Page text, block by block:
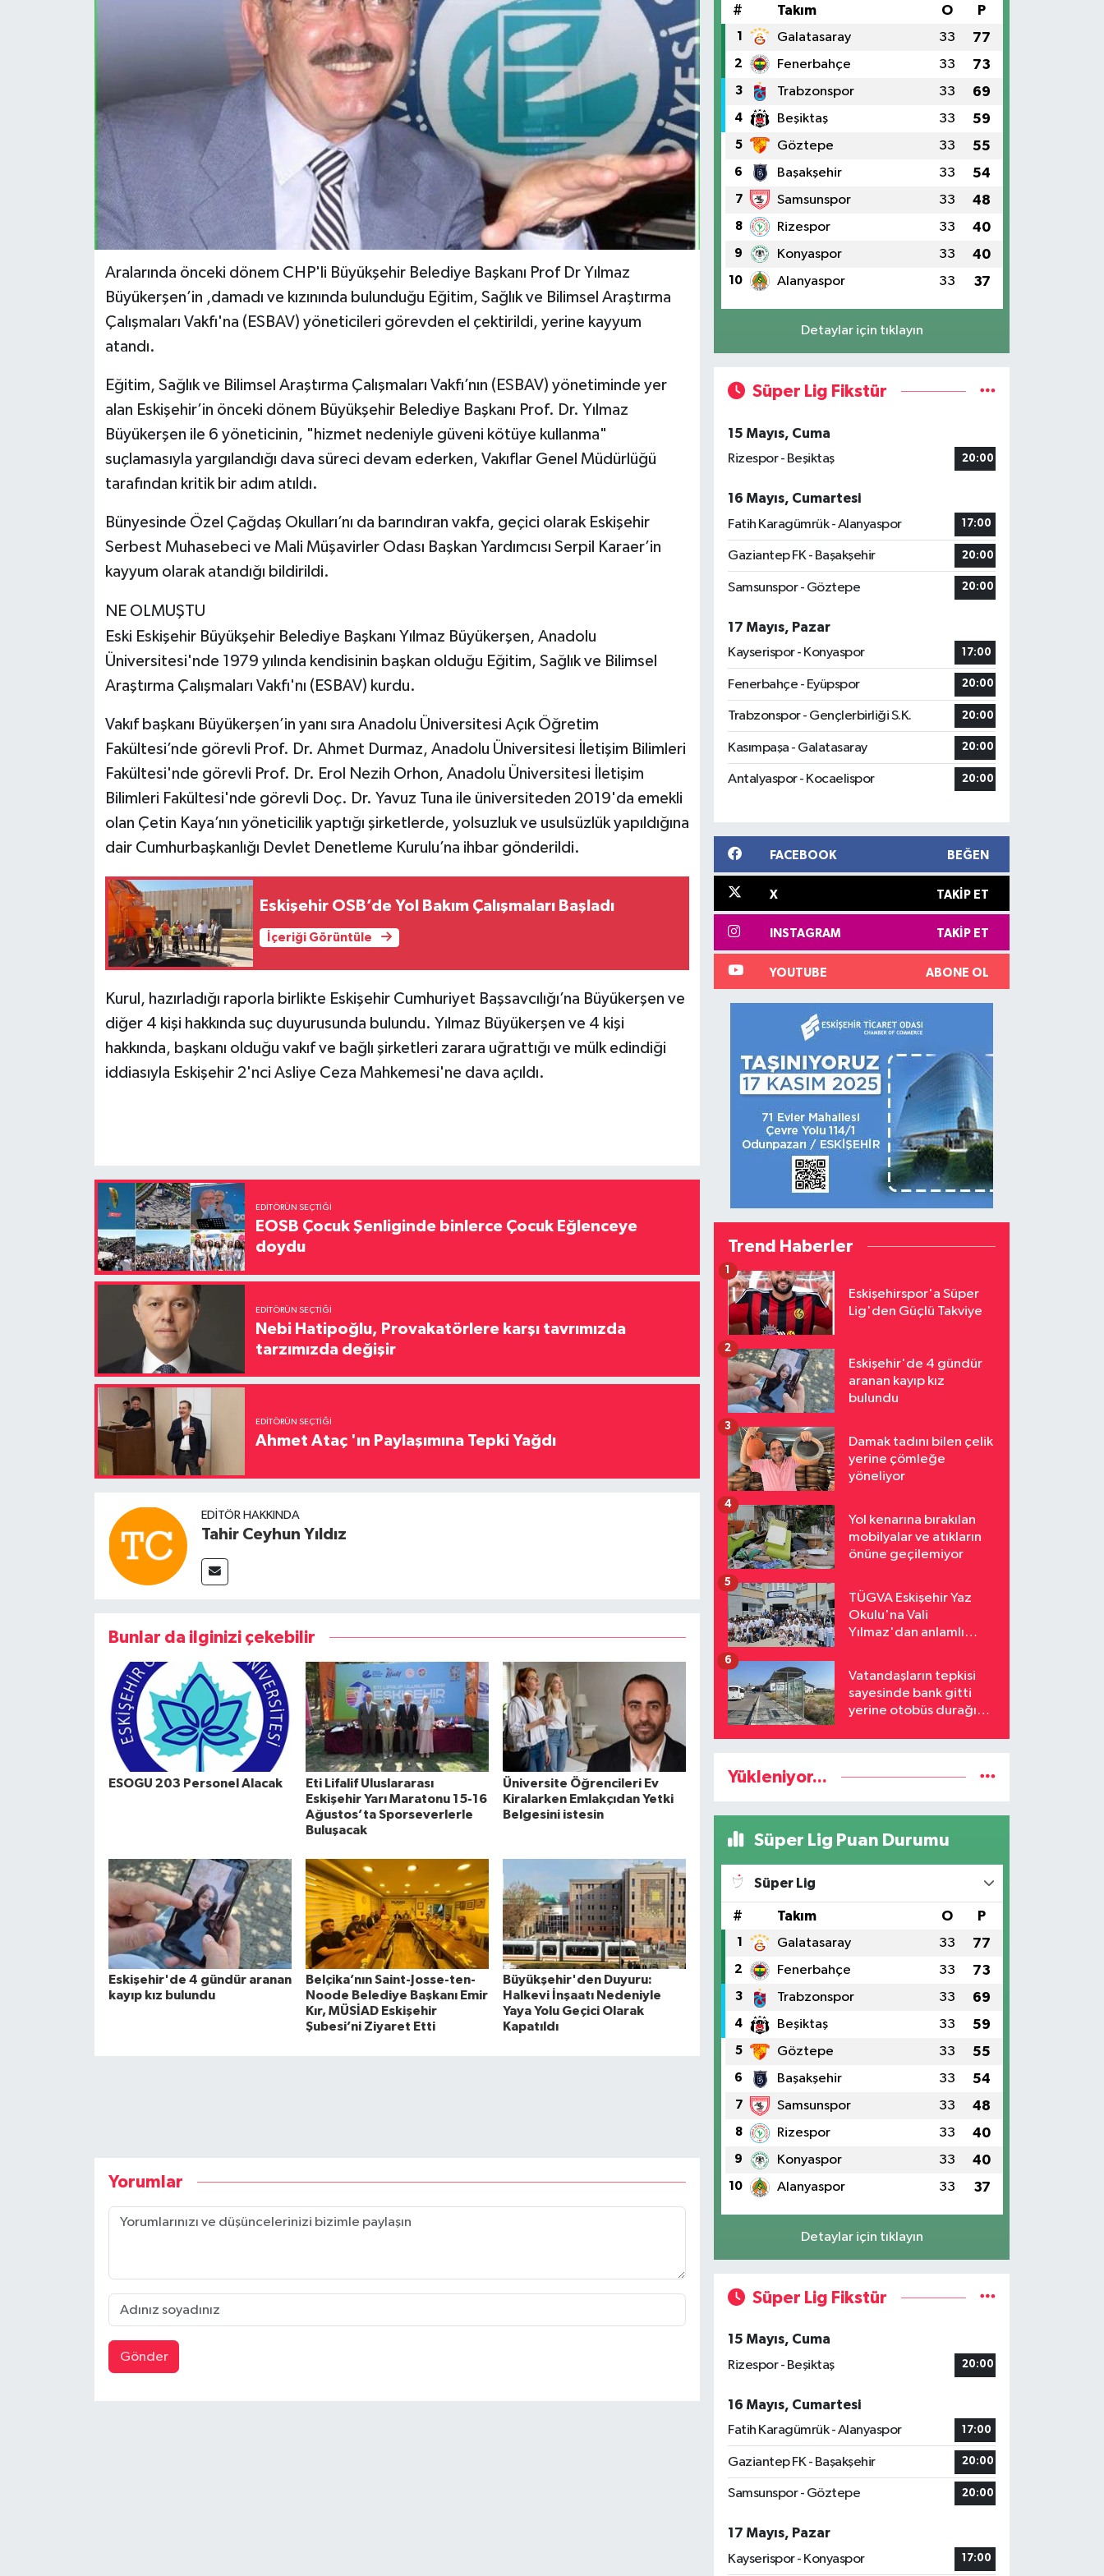
Aralarında önceki dönem CHP'li Büyükşehir Belediye Başkanı Prof Dr Yılmaz
Büyükerşen’in ,damadı ve kızınında bulunduğu Eğitim, Sağlık ve Bilimsel Araştırma
Çalışmaları Vakfı'na (ESBAV) yöneticileri görevden el çektirildi, yerine kayyum
atandı.
Eğitim, Sağlık ve Bilimsel Araştırma Çalışmaları Vakfı’nın (ESBAV) yönetiminde yer
alan Eskişehir’in önceki dönem Büyükşehir Belediye Başkanı Prof. Dr. Yılmaz
Büyükerşen ile 6 yöneticinin, "hizmet nedeniyle güveni kötüye kullanma"
suçlamasıyla yargılandığı dava süreci devam ederken, Vakıflar Genel Müdürlüğü
tarafından kritik bir adım atıldı.
Bünyesinde Özel Çağdaş Okulları’nı da barındıran vakfa, geçici olarak Eskişehir
Serbest Muhasebeci ve Mali Müşavirler Odası Başkan Yardımcısı Serpil Karaer’in
kayyum olarak atandığı bildirildi.
NE OLMUŞTU
Eski Eskişehir Büyükşehir Belediye Başkanı Yılmaz Büyükerşen, Anadolu
Üniversitesi'nde 1979 yılında kendisinin başkan olduğu Eğitim, Sağlık ve Bilimsel
Araştırma Çalışmaları Vakfı'nı (ESBAV) kurdu.
Vakıf başkanı Büyükerşen’in yanı sıra Anadolu Üniversitesi Açık Öğretim
Fakültesi’nde görevli Prof. Dr. Ahmet Durmaz, Anadolu Üniversitesi İletişim Bilimleri
Fakültesi'nde görevli Prof. Dr. Erol Nezih Orhon, Anadolu Üniversitesi İletişim
Bilimleri Fakültesi'nde görevli Doç. Dr. Yavuz Tuna ile üniversiteden 2019'da emekli
olan Çetin Kaya’nın yöneticilik yaptığı şirketlerde, yolsuzluk ve usulsüzlük yapıldığına
dair Cumhurbaşkanlığı Devlet Denetleme Kurulu’na ihbar gönderildi.
Eskişehir OSB’de Yol Bakım Çalışmaları Başladı
İçeriği Görüntüle
Kurul, hazırladığı raporla birlikte Eskişehir Cumhuriyet Başsavcılığı’na Büyükerşen ve
diğer 4 kişi hakkında suç duyurusunda bulundu. Yılmaz Büyükerşen ve 4 kişi
hakkında, başkanı olduğu vakıf ve bağlı şirketleri zarara uğrattığı ve mülk edindiği
iddiasıyla Eskişehir 2'nci Asliye Ceza Mahkemesi'ne dava açıldı.
EDITÖRÜN SEÇTIĞI
EOSB Çocuk Şenliginde binlerce Çocuk Eğlenceye
doydu
EDITÖRÜN SEÇTIĞI
Nebi Hatipoğlu, Provakatörlere karşı tavrımızda
tarzımızda değişir
EDITÖRÜN SEÇTIĞI
Ahmet Ataç 'ın Paylaşımına Tepki Yağdı
EDITÖR HAKKINDA
Tahir Ceyhun Yıldız
Bunlar da ilginizi çekebilir
ESOGU 203 Personel Alacak
Eti Lifalif Uluslararası
Eskişehir Yarı Maratonu 15-16
Ağustos’ta Sporseverlerle
Buluşacak
Üniversite Öğrencileri Ev
Kiralarken Emlakçıdan Yetki
Belgesini istesin
Eskişehir'de 4 gündür aranan
kayıp kız bulundu
Belçika’nın Saint-Josse-ten-
Noode Belediye Başkanı Emir
Kır, MÜSİAD Eskişehir
Şubesi’ni Ziyaret Etti
Büyükşehir'den Duyuru:
Halkevi İnşaatı Nedeniyle
Yaya Yolu Geçici Olarak
Kapatıldı
Yorumlar
Gönder
# Takım O P
1 Galatasaray 33 77
2 Fenerbahçe 33 73
3 Trabzonspor 33 69
4 Beşiktaş 33 59
5 Göztepe 33 55
6 Başakşehir 33 54
7 Samsunspor 33 48
8 Rizespor 33 40
9 Konyaspor 33 40
10 Alanyaspor 33 37
Detaylar için tıklayın
Süper Lig Fikstür
15 Mayıs, Cuma
Rizespor - Beşiktaş
20:00
16 Mayıs, Cumartesi
Fatih Karagümrük - Alanyaspor
17:00
Gaziantep FK - Başakşehir 20:00
Samsunspor - Göztepe 20:00
17 Mayıs, Pazar
Kayserispor - Konyaspor
17:00
Fenerbahçe - Eyüpspor 20:00
Trabzonspor - Gençlerbirliği S.K. 20:00
Kasımpaşa - Galatasaray 20:00
Antalyaspor - Kocaelispor 20:00
FACEBOOK BEĞEN
X TAKIP ET
INSTAGRAM TAKIP ET
YOUTUBE ABONE OL
Trend Haberler
Eskişehirspor'a Süper
Lig'den Güçlü Takviye
1
Eskişehir'de 4 gündür
aranan kayıp kız
bulundu
2
Damak tadını bilen çelik
yerine çömleğe
yöneliyor
3
Yol kenarına bırakılan
mobilyalar ve atıkların
önüne geçilemiyor
4
TÜGVA Eskişehir Yaz
Okulu'na Vali
Yılmaz'dan anlamlı
5
Vatandaşların tepkisi
sayesinde bank gitti
yerine otobüs durağı
6
Yükleniyor...
Süper Lig Puan Durumu
Süper Lig
# Takım O P
1 Galatasaray 33 77
2 Fenerbahçe 33 73
3 Trabzonspor 33 69
4 Beşiktaş 33 59
5 Göztepe 33 55
6 Başakşehir 33 54
7 Samsunspor 33 48
8 Rizespor 33 40
9 Konyaspor 33 40
10 Alanyaspor 33 37
Detaylar için tıklayın
Süper Lig Fikstür
15 Mayıs, Cuma
Rizespor - Beşiktaş
20:00
16 Mayıs, Cumartesi
Fatih Karagümrük - Alanyaspor
17:00
Gaziantep FK - Başakşehir 20:00
Samsunspor - Göztepe 20:00
17 Mayıs, Pazar
Kayserispor - Konyaspor
17:00